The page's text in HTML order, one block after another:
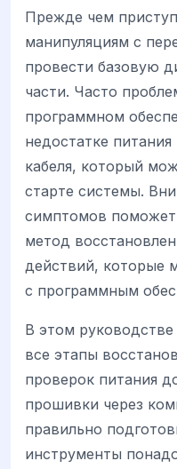
Прежде чем
манипуляциям с
провести базовую
части. Часто
программном
недостатке
кабеля, который
старте системы.
симптомов
метод
действий, которые
с программным
В этом
все этапы
проверок питания
прошивки через
правильно
инструменты